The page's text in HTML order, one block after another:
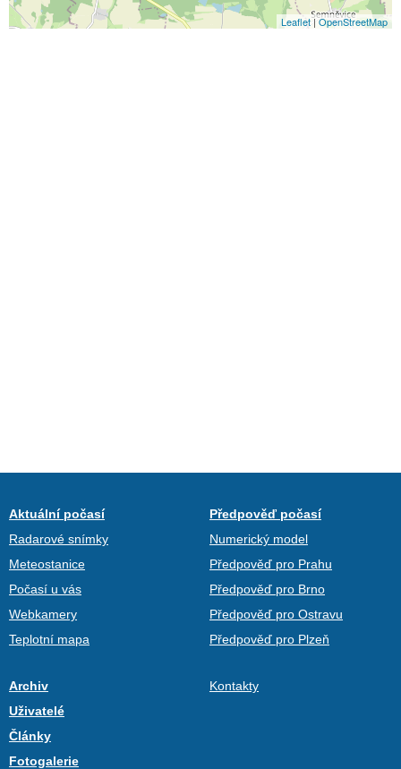
Leaflet|OpenStreetMap
Aktuální počasí
Radarové snímky
Meteostanice
Počasí u vás
Webkamery
Teplotní mapa
Předpověď počasí
Numerický model
Předpověď pro Prahu
Předpověď pro Brno
Předpověď pro Ostravu
Předpověď pro Plzeň
Archiv
Uživatelé
Články
Fotogalerie
Kontakty